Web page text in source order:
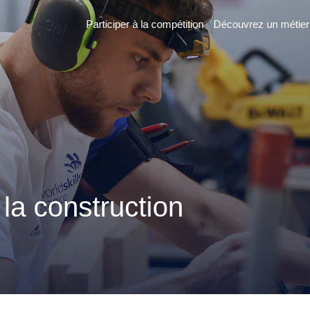
Participer à la compétition Découvrez un métier
des
construction